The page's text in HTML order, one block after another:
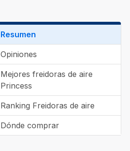
Resumen
Opiniones
Mejores freidoras de aire
Princess
Ranking Freidoras de aire
Dónde comprar